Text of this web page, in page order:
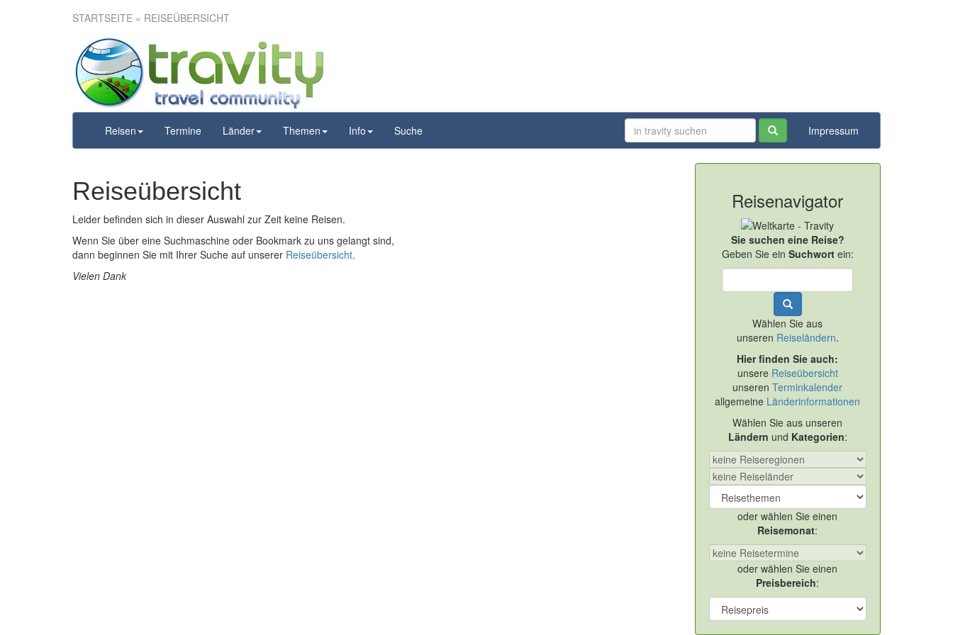
STARTSEITE » REISEÜBERSICHT
Reisen Termine Länder Themen Info Suche Impressum
Reiseübersicht
Leider befinden sich in dieser Auswahl zur Zeit keine Reisen.
Wenn Sie über eine Suchmaschine oder Bookmark zu uns gelangt sind,
dann beginnen Sie mit Ihrer Suche auf unserer Reiseübersicht.
Vielen Dank
Reisenavigator
Sie suchen eine Reise?
Geben Sie ein Suchwortein:
Wählen Sie aus
unseren Reiseländern.
Hier finden Sie auch:
unsere Reiseübersicht
unserenTerminkalender
allgemeine Länderinformationen
Wählen Sie aus unseren
Ländern und Kategorien:
oder wählen Sie einen
Reisemonat:
oder wählen Sie einen
Preisbereich: